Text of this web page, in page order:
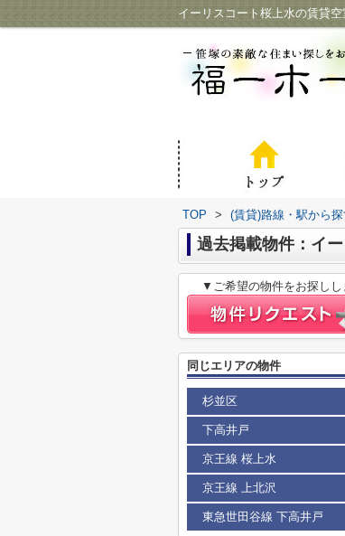
イーリスコート桜上水の賃貸
TOP > (賃貸)路線・駅から探
過去掲載物件：イ
▼ご希望の物件をお探しし
同じエリアの物件
杉並区
下高井戸
京王線 桜上水
京王線 上北沢
東急世田谷線 下高井戸